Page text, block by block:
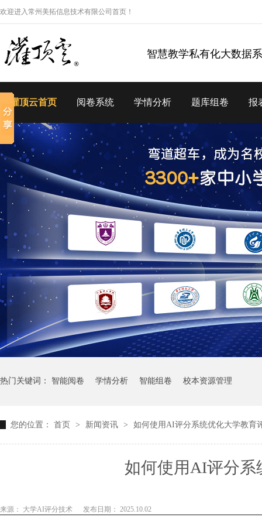
欢迎进入常州美拓信息技术有限公司首页！
智慧教学私有化大数据
灌顶云首页 阅卷系统 学情分析 题库组卷 报
热门关键词： 智能阅卷 学情分析 智能组卷 校本资源管理
您的位置： 首页 > 新闻资讯 > 如何使用AI评分系统优化大学教育
如何使用AI评分系
来源： 大学AI评分技术 发布日期： 2025.10.02